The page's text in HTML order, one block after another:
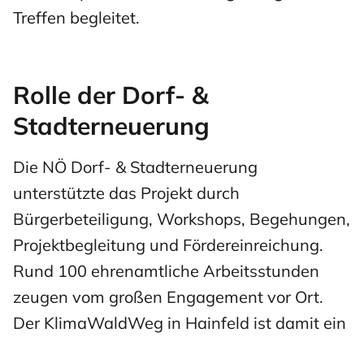
Treffen begleitet.
Rolle der Dorf- &
Stadterneuerung
Die NÖ Dorf- & Stadterneuerung
unterstützte das Projekt durch
Bürgerbeteiligung, Workshops, Begehungen,
Projektbegleitung und Fördereinreichung.
Rund 100 ehrenamtliche Arbeitsstunden
zeugen vom großen Engagement vor Ort.
Der KlimaWaldWeg in Hainfeld ist damit ein